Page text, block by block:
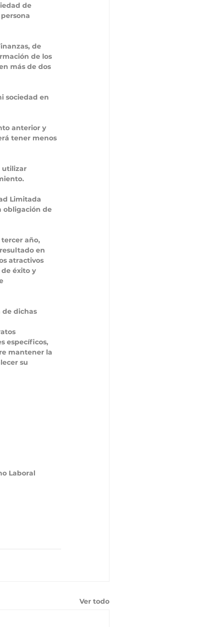
de
de
de los
más de dos
sociedad en
anterior y
tener menos
utilizar
Limitada
obligación de
año,
en
atractivos
éxito y
de dichas
específicos,
mantener la
su
Laboral
Ver todo